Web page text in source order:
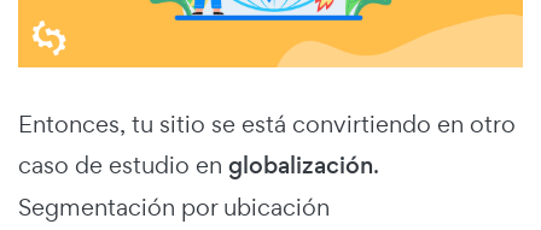
Entonces, tu sitio se está convirtiendo en otro
caso de estudio en globalización.
Segmentación por ubicación